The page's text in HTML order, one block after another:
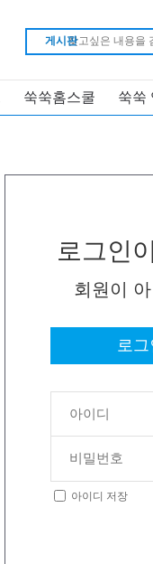
게시판
쑥쑥홈스쿨 쑥쑥
로그인
회원이
로
아이디 저장